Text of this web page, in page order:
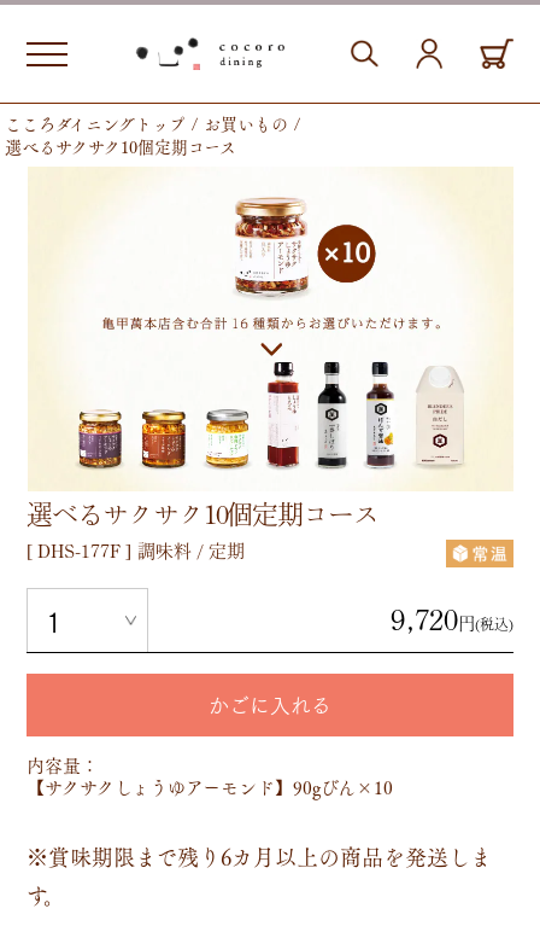
こころダイニングトップ お買いもの
選べるサクサク10個定期コース
選べるサクサク10個定期コース
[ DHS-177F] 調味料 / 定期
9,720円(税込)
かごに入れる
内容量：
【サクサクしょうゆアーモンド】90gびん×10
※賞味期限まで残り6カ月以上の商品を発送しま
す。